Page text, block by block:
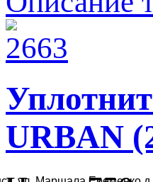
URBAN